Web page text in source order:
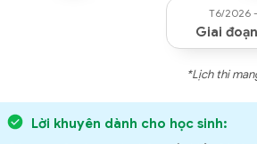
Lời khuyên dành cho học sinh:
T6/2026
Giai
*Lịch thi